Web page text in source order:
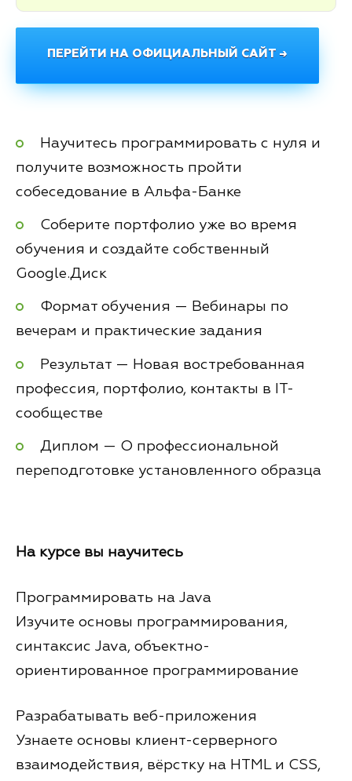
ПЕРЕЙТИ НА ОФИЦИАЛЬНЫЙ САЙТ →
Научитесь программировать с нуля и
получите возможность пройти
собеседование в Альфа-Банке
Соберите портфолио уже во время
обучения и создайте собственный
Google.Диск
Формат обучения — Вебинары по
вечерам и практические задания
Результат — Новая востребованная
профессия, портфолио, контакты в IT-
сообществе
Диплом — О профессиональной
переподготовке установленного образца
На курсе вы научитесь
Программировать на Java
Изучите основы программирования,
синтаксис Java, объектно-
ориентированное программирование
Разрабатывать веб-приложения
Узнаете основы клиент-серверного
взаимодействия, вёрстку на HTML и CSS,